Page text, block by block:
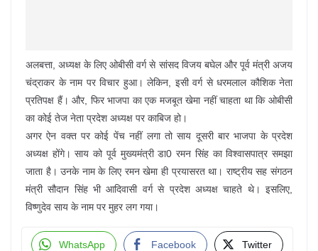
अलबत्ता, अध्यक्ष के लिए ओबीसी वर्ग से सांसद विजय बघेल और पूर्व मंत्री अजय
चंद्राकर के नाम पर विचार हुआ। लेकिन, इसी वर्ग से धरमलाल कौशिक नेता
प्रतिपक्ष हैं। और, फिर भाजपा का एक मजबूत खेमा नहीं चाहता था कि ओबीसी
का कोई तेज नेता प्रदेश अध्यक्ष पर काबिज हो।
अगर ऐन वक्त पर कोई पेंच नहीं लगा तो साय दूसरी बार भाजपा के प्रदेश
अध्यक्ष होंगे। साय को पूर्व मुख्यमंत्री डा0 रमन सिंह का विश्वासपात्र समझा
जाता है। उनके नाम के लिए रमन खेमा ही प्रयासरत था। राष्ट्रीय सह संगठन
मंत्री सौदान सिंह भी आदिवासी वर्ग से प्रदेश अध्यक्ष चाहते थे। इसलिए,
विष्णुदेव साय के नाम पर मुहर लग गया।
WhatsApp Facebook Twitter